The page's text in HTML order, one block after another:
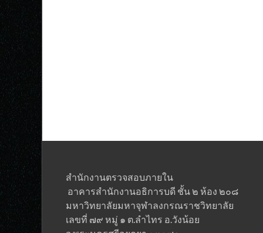
สำนักงานตรวจสอบภายใน
อาคารสำนักงานอธิการบดี ชั้น ๒ ห้อง ๒๐๘
มหาวิทยาลัยมหาจุฬาลงกรณราชวิทยาลัย
เลขที่ ๗๙ หมู่ ๑ ต.ลำไทร อ.วังน้อย